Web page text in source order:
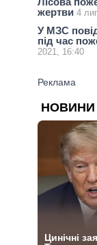
жертви 4
У МЗС
під час
2021, 16:40